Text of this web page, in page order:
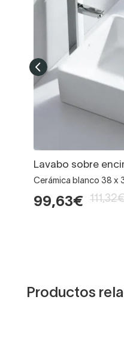
Lavabo sobre
Cerámica blanco 38 x
99,63€
Productos